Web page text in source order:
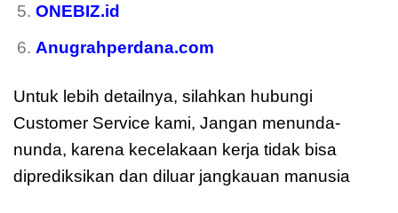
ONEBIZ.id
Anugrahperdana.com
Untuk lebih detailnya, silahkan hubungi
Customer Service kami, Jangan menunda-
nunda, karena kecelakaan kerja tidak bisa
diprediksikan dan diluar jangkauan manusia